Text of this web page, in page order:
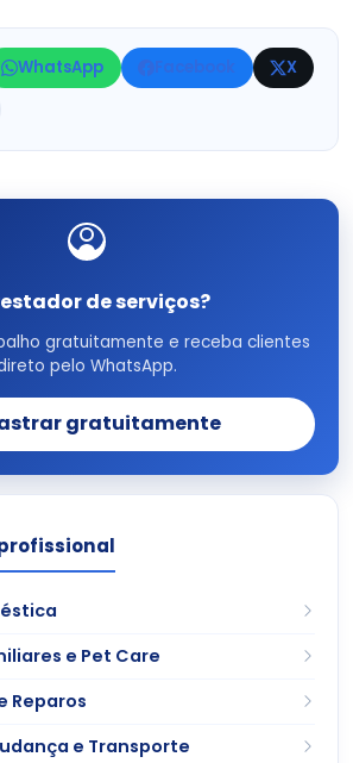
WhatsApp Facebook
X
de serviços?
gratuitamente e receba clientes
pelo WhatsApp.
gratuitamente
e Pet Care
Reparos
e Transporte